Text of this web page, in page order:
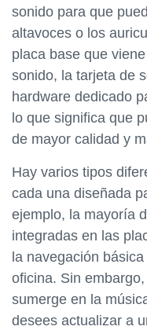
sonido para que
altavoces o los
placa base que
sonido, la tarjeta de
hardware dedicado
lo que significa que
de mayor calidad y
Hay varios tipos
cada una diseñada
ejemplo, la mayoría
integradas en las
la navegación
oficina. Sin
sumerge en la
desees actualizar a